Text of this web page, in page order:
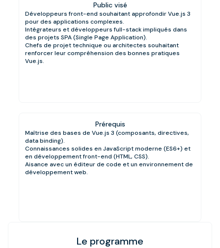
Public visé
Développeurs front-end souhaitant approfondir Vue.js 3
pour des applications complexes.
Intégrateurs et développeurs full-stack impliqués dans
des projets SPA (Single Page Application).
Chefs de projet technique ou architectes souhaitant
renforcer leur compréhension des bonnes pratiques
Vue.js.
Prérequis
Maîtrise des bases de Vue.js 3 (composants, directives,
data binding).
Connaissances solides en JavaScript moderne (ES6+) et
en développement front-end (HTML, CSS).
Aisance avec un éditeur de code et un environnement de
développement web.
Le programme